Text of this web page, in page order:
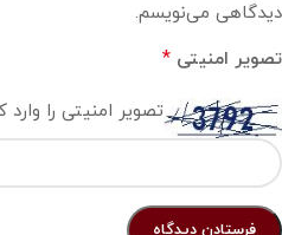
دیدگاهی می‌نویسم.
تصویر امنیتی *
تصویر امنیتی را وارد